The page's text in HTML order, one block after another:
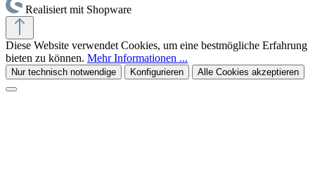
Realisiert mit Shopware
Diese Website verwendet Cookies, um eine bestmögliche Erfahrung
bieten zu können. Mehr Informationen ...
Nur technisch notwendige Konfigurieren Alle Cookies akzeptieren